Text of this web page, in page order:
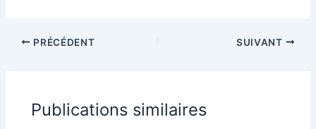
PRÉCÉDENT SUIVANT
Publications similaires